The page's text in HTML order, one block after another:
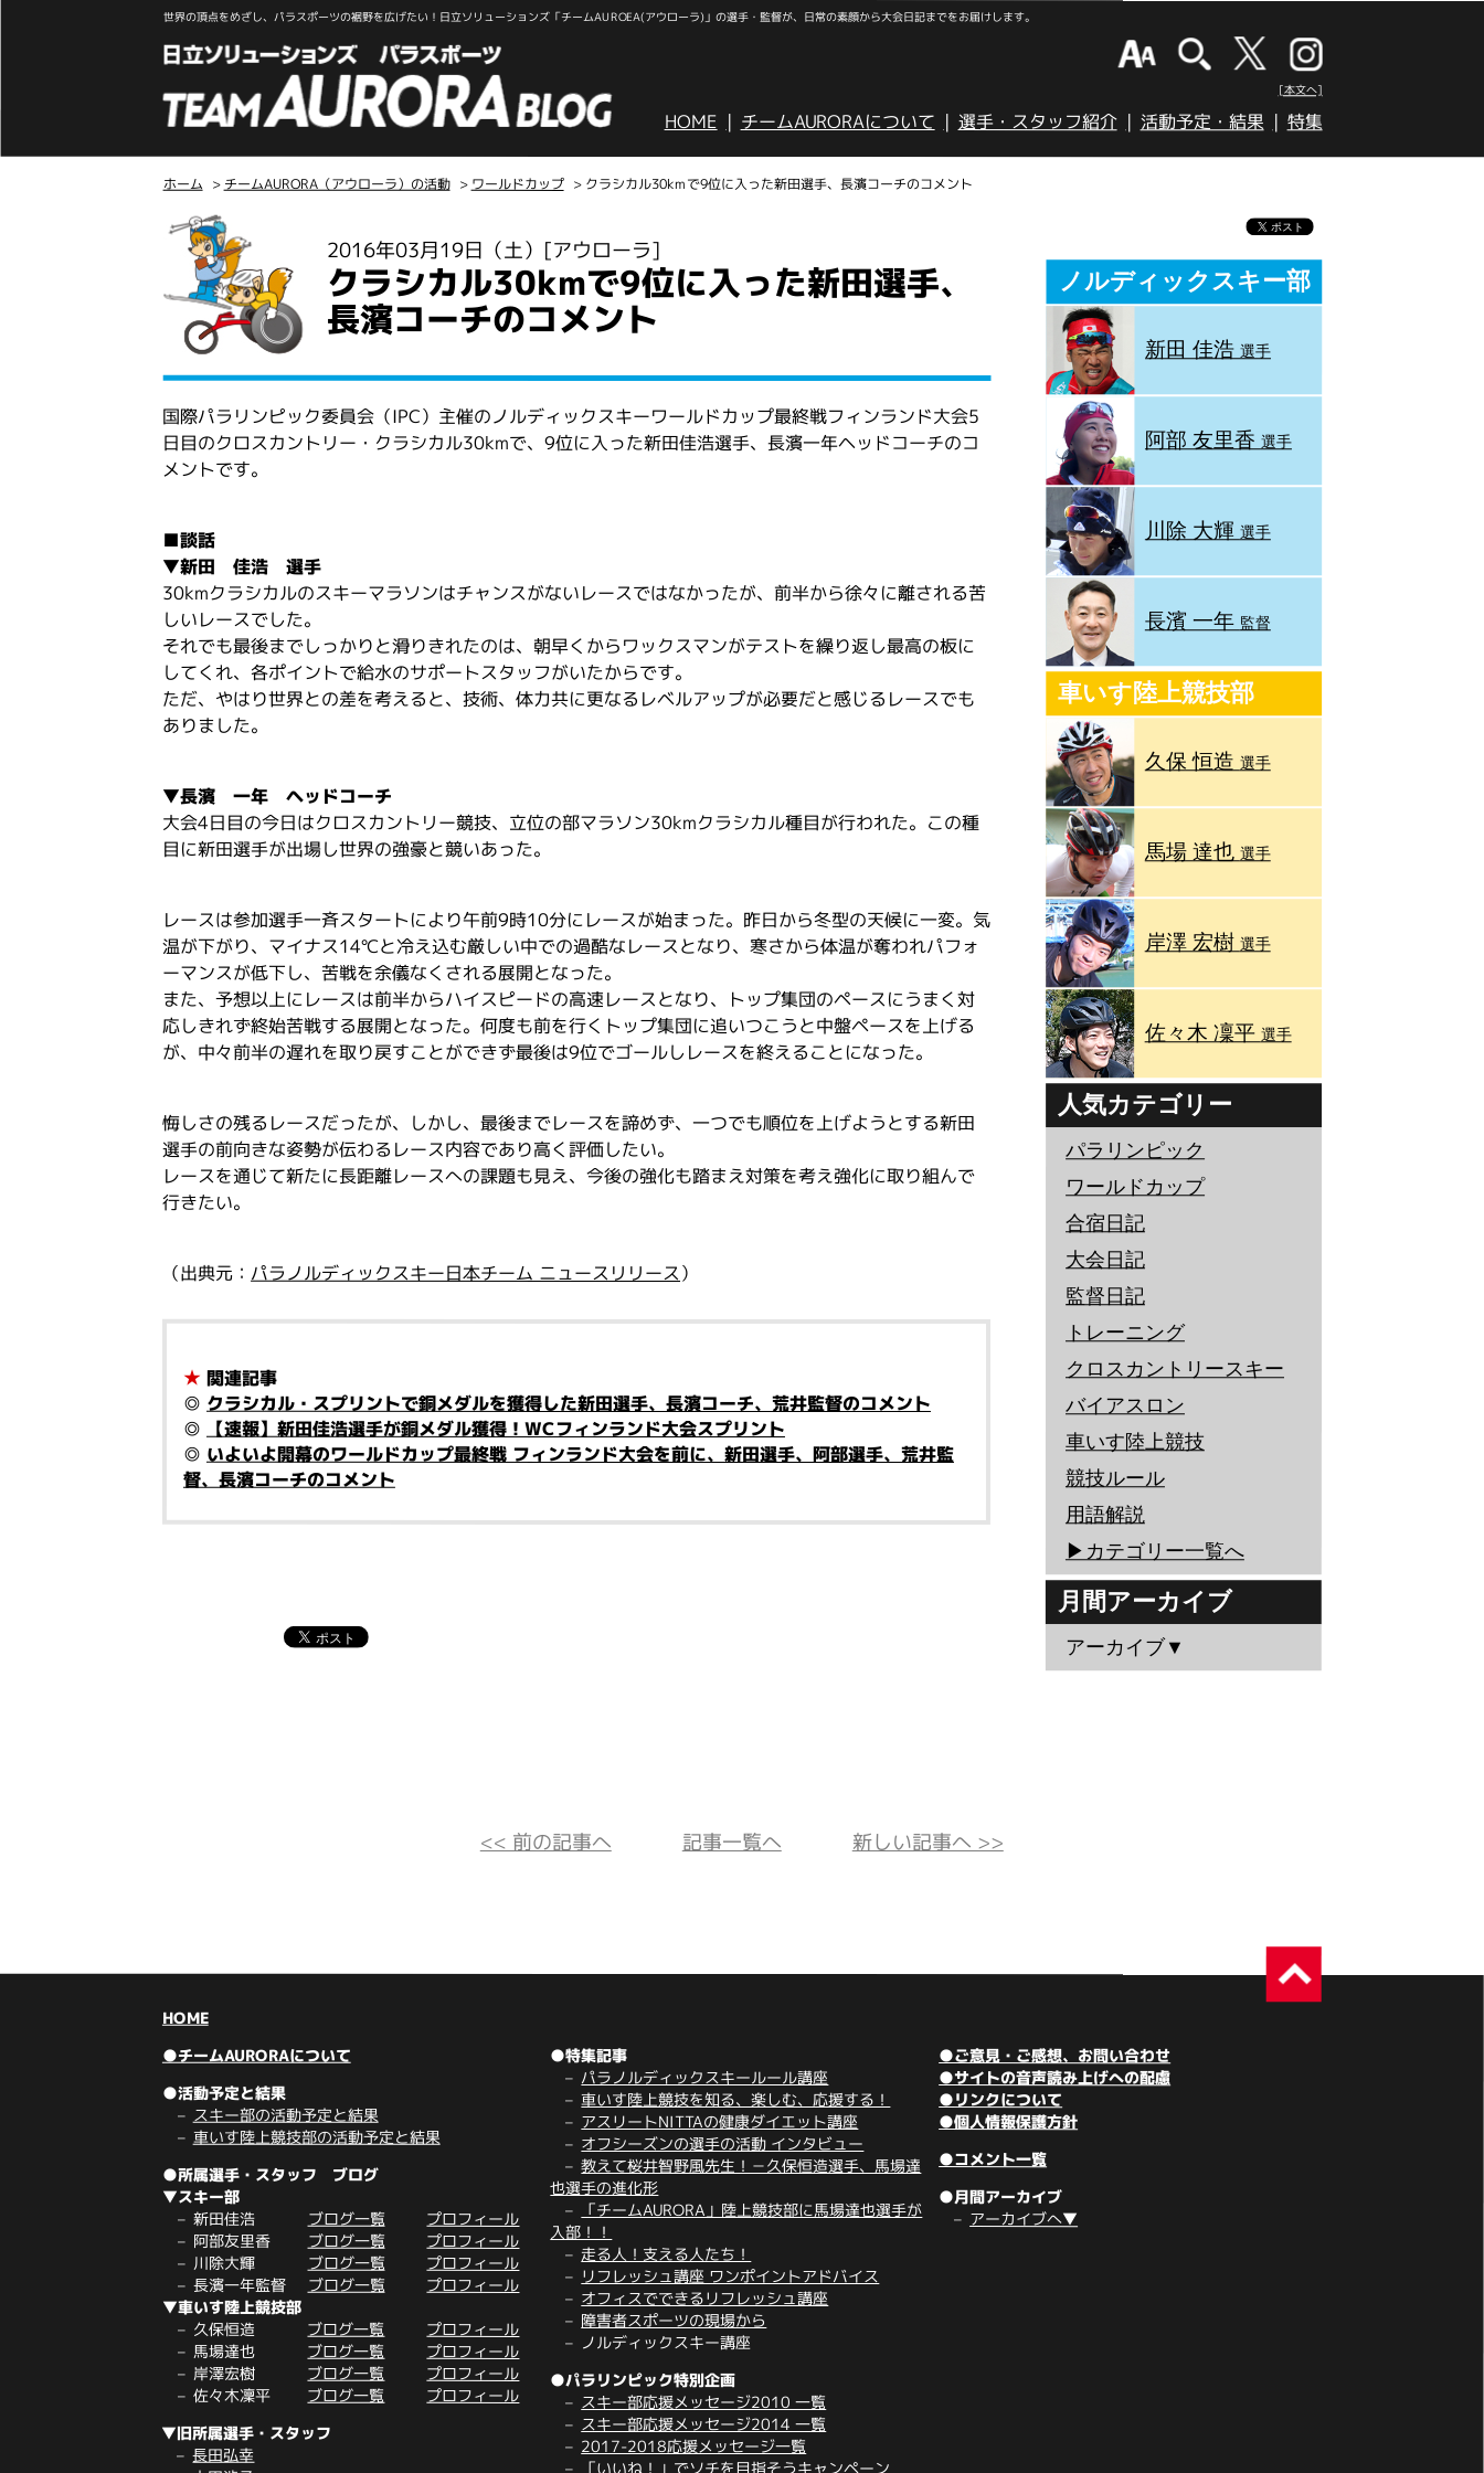
世界の頂点をめざし、パラスポーツの裾野を広げたい！日立ソリューションズ「チームAUROEA(アウローラ)」の選手・監督が、日常の素顔から大会日記までをお届けします。
[本文へ]
HOME チームAURORAについて 選手・スタッフ紹介 活動予定・結果 特集
ホーム > チームAURORA（アウローラ）の活動 > ワールドカップ > クラシカル30kmで9位に入った新田選手、長濱コーチのコメント
2016年03月19日（土） [アウローラ]
クラシカル30kmで9位に入った新田選手、
長濱コーチのコメント
国際パラリンピック委員会（IPC）主催のノルディックスキーワールドカップ最終戦フィンランド大会5
日目のクロスカントリー・クラシカル30kmで、9位に入った新田佳浩選手、長濱一年ヘッドコーチのコ
メントです。
■談話
▼新田 佳浩 選手
30kmクラシカルのスキーマラソンはチャンスがないレースではなかったが、前半から徐々に離される苦
しいレースでした。
それでも最後までしっかりと滑りきれたのは、朝早くからワックスマンがテストを繰り返し最高の板に
してくれ、各ポイントで給水のサポートスタッフがいたからです。
ただ、やはり世界との差を考えると、技術、体力共に更なるレベルアップが必要だと感じるレースでも
ありました。
▼長濱 一年 ヘッドコーチ
大会4日目の今日はクロスカントリー競技、立位の部マラソン30kmクラシカル種目が行われた。この種
目に新田選手が出場し世界の強豪と競いあった。
レースは参加選手一斉スタートにより午前9時10分にレースが始まった。昨日から冬型の天候に一変。気
温が下がり、マイナス14℃と冷え込む厳しい中での過酷なレースとなり、寒さから体温が奪われパフォ
ーマンスが低下し、苦戦を余儀なくされる展開となった。
また、予想以上にレースは前半からハイスピードの高速レースとなり、トップ集団のペースにうまく対
応しきれず終始苦戦する展開となった。何度も前を行くトップ集団に追いつこうと中盤ペースを上げる
が、中々前半の遅れを取り戻すことができず最後は9位でゴールしレースを終えることになった。
悔しさの残るレースだったが、しかし、最後までレースを諦めず、一つでも順位を上げようとする新田
選手の前向きな姿勢が伝わるレース内容であり高く評価したい。
レースを通じて新たに長距離レースへの課題も見え、今後の強化も踏まえ対策を考え強化に取り組んで
行きたい。
（出典元： パラノルディックスキー日本チーム ニュースリリース）
★ 関連記事
◎ クラシカル・スプリントで銅メダルを獲得した新田選手、長濱コーチ、荒井監督のコメント
◎ 【速報】新田佳浩選手が銅メダル獲得！WCフィンランド大会スプリント
◎ いよいよ開幕のワールドカップ最終戦 フィンランド大会を前に、新田選手、阿部選手、荒井監
督、長濱コーチのコメント
ノルディックスキー部
新田 佳浩 選手
阿部 友里香 選手
川除 大輝 選手
長濱 一年 監督
車いす陸上競技部
久保 恒造 選手
馬場 達也 選手
岸澤 宏樹 選手
佐々木 凜平 選手
人気カテゴリー
パラリンピック
ワールドカップ
合宿日記
大会日記
監督日記
トレーニング
クロスカントリースキー
バイアスロン
車いす陸上競技
競技ルール
用語解説
▶︎カテゴリー一覧へ
月間アーカイブ
アーカイブ▼
<< 前の記事へ 記事一覧へ 新しい記事へ >>
HOME
●チームAURORAについて
●活動予定と結果
スキー部の活動予定と結果
車いす陸上競技部の活動予定と結果
●所属選手・スタッフ ブログ
▼スキー部
新田佳浩 ブログ一覧 プロフィール
阿部友里香 ブログ一覧 プロフィール
川除大輝 ブログ一覧
プロフィール
長濱一年監督
ブログ一覧 プロフィール
▼車いす陸上競技部
久保恒造 ブログ一覧 プロフィール
馬場達也 ブログ一覧 プロフィール
岸澤宏樹 ブログ一覧 プロフィール
佐々木凜平 ブログ一覧 プロフィール
▼旧所属選手・スタッフ
長田弘幸
●特集記事
パラノルディックスキールール講座
車いす陸上競技を知る、楽しむ、応援する！
アスリートNITTAの健康ダイエット講座
オフシーズンの選手の活動 インタビュー
教えて桜井智野風先生！－久保恒造選手、馬場達
也選手の進化形
「チームAURORA」陸上競技部に馬場達也選手が
入部！！
走る人！支える人たち！
リフレッシュ講座 ワンポイントアドバイス
オフィスでできるリフレッシュ講座
障害者スポーツの現場から
ノルディックスキー講座
●パラリンピック特別企画
スキー部応援メッセージ2010 一覧
スキー部応援メッセージ2014 一覧
2017-2018応援メッセージ一覧
「いいね！」でソチを目指そうキャンペーン
●ご意見・ご感想、お問い合わせ
●サイトの音声読み上げへの配慮
●リンクについて
●個人情報保護方針
●コメント一覧
●月間アーカイブ
アーカイブへ▼